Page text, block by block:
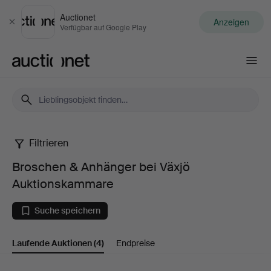
Schließen
Auctionet
Verfügbar auf Google Play Anzeigen
Broschen
Anhänger
bei
Filtrieren
Broschen & Anhänger bei Växjö
Auktionskammare
Suche speichern
Laufende Auktionen(4) Endpreise